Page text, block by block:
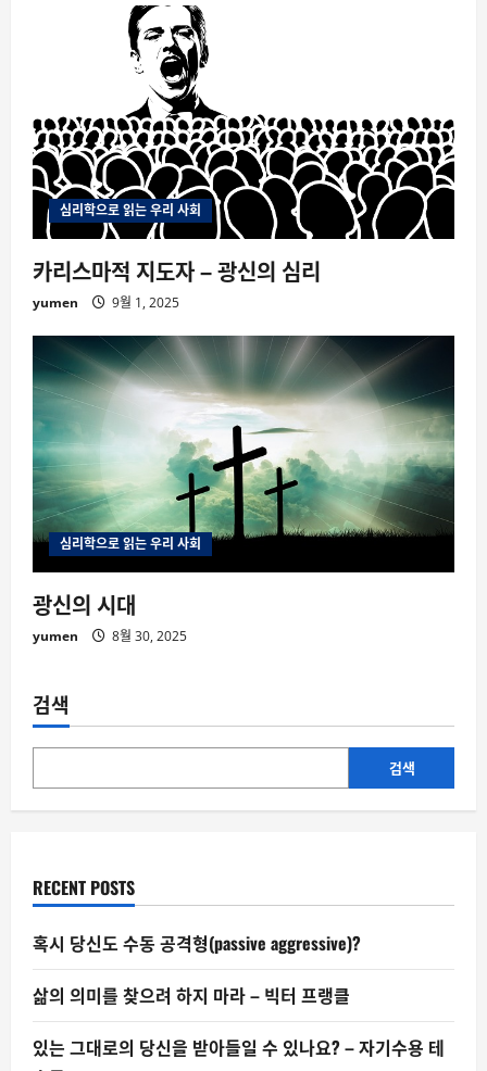
심리학으로 읽는 우리 사회
카리스마적 지도자 – 광신의 심리
yumen 9월 1, 2025
심리학으로 읽는 우리 사회
광신의 시대
yumen 8월 30, 2025
검색
검색
RECENT POSTS
혹시 당신도 수동 공격형(passive aggressive)?
삶의 의미를 찾으려 하지 마라 – 빅터 프랭클
있는 그대로의 당신을 받아들일 수 있나요? – 자기수용 테